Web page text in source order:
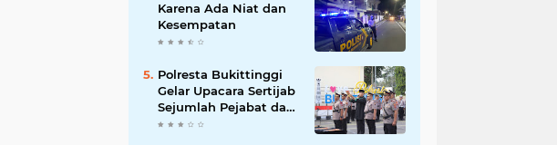
Karena Ada Niat dan
Kesempatan
Polresta Bukittinggi
Gelar Upacara Sertijab
Sejumlah Pejabat dan
laporan Kenaikan